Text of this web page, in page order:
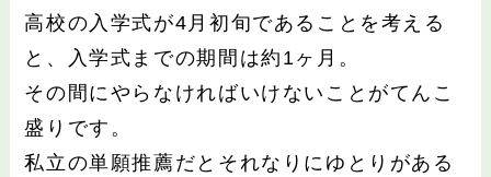
高校の入学式が4月初旬であることを考える
と、入学式までの期間は約1ヶ月。
その間にやらなければいけないことがてんこ
盛りです。
私立の単願推薦だとそれなりにゆとりがある